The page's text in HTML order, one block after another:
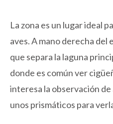
La zona es un lugar ideal
aves. A mano derecha del
que separa la laguna
donde es común ver
interesa la observación
unos prismáticos para